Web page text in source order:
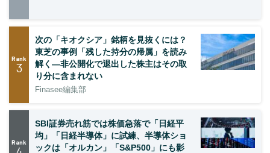
Rank
3
次の「キオクシア」銘柄を見抜くには？
東芝の事例「残した持分の帰属」を読み
解く—非公開化で退出した株主はその取
り分に含まれない
Finasee編集部
Rank
SBI証券売れ筋では株価急落で「日経平
均」「日経半導体」に試練、半導体ショ
ックは「オルカン」「S&P500」にも影